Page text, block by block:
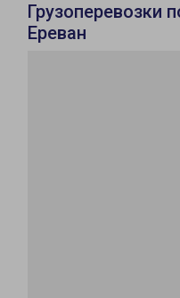
Грузоперевозки
Ереван